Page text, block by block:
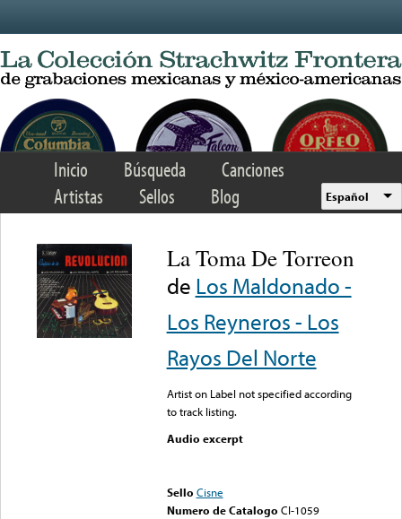
Inicio Búsqueda
Canciones
Artistas
Sellos Blog Español
La Toma De Torreon
de Los Maldonado -
Los Reyneros - Los
Rayos Del Norte
Artist on Label not specified according
to track listing.
Audio excerpt
Sello Cisne
Numero de Catalogo CI-1059